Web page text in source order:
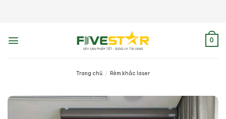
0
Trang chủ / Rèm khắc laser